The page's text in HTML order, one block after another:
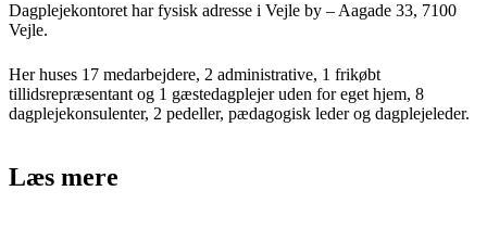
Dagplejekontoret har fysisk adresse i Vejle by – Aagade 33, 7100
Vejle.
Her huses 17 medarbejdere, 2 administrative, 1 frikøbt
tillidsrepræsentant og 1 gæstedagplejer uden for eget hjem, 8
dagplejekonsulenter, 2 pedeller, pædagogisk leder og dagplejeleder.
Læs mere